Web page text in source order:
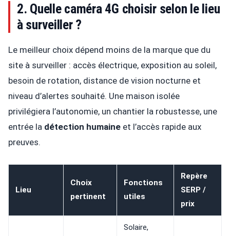
2. Quelle caméra 4G choisir selon le lieu
à surveiller ?
Le meilleur choix dépend moins de la marque que du
site à surveiller : accès électrique, exposition au soleil,
besoin de rotation, distance de vision nocturne et
niveau d’alertes souhaité. Une maison isolée
privilégiera l’autonomie, un chantier la robustesse, une
entrée la détection humaine et l’accès rapide aux
preuves.
Lieu
Choix
pertinent
Fonctions
utiles
Repère
SERP /
prix
Solaire,